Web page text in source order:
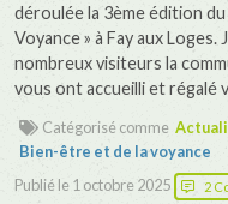
déroulée la 3ème édition
Voyance » à Fay aux
nombreux visiteurs la
vous ont accueilli et régalé
Catégorisé comme
Bien-être et de la voyance
Publié le 1 octobre 2025 2